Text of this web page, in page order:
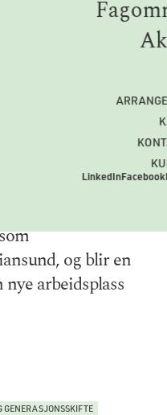
LinkedInFacebook
GENERASJONSSKIFTE
til ØG
advokat i ØG.
og blir en
arbeidsplass